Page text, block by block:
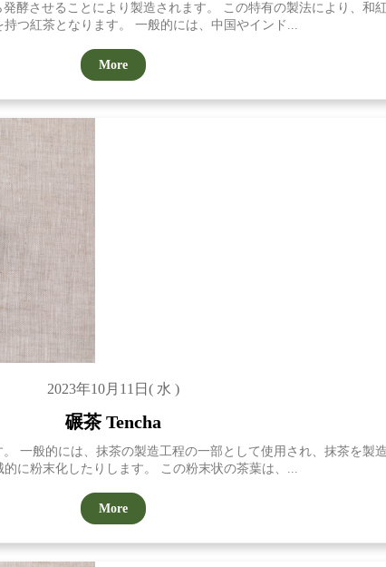
酵させることにより製造されます。 この特有の製法により、和
持つ紅茶となります。 一般的には、中国やインド...
More
2023年10月11日( 水 )
碾茶 Tencha
一般的には、抹茶の製造工程の一部として使用され、抹茶を製
的に粉末化したりします。 この粉末状の茶葉は、...
More